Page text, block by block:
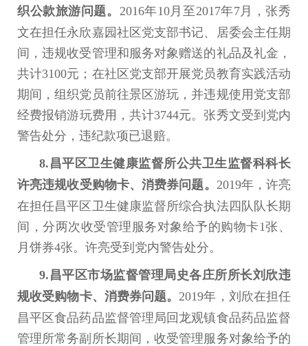
织公款旅游问题。 2016年10月至2017年7月，张秀
文在担任永欣嘉园社区党支部书记、居委会主任期
间，违规收受管理和服务对象赠送的礼品及礼金，
共计3100元；在社区党支部开展党员教育实践活动
期间，组织党员前往景区游玩，并违规使用党支部
经费报销游玩费用，共计3744元。张秀文受到党内
警告处分，违纪款项已退赔。
8.昌平区卫生健康监督所公共卫生监督科科长
许亮违规收受购物卡、消费券问题。 2019年，许亮
在担任昌平区卫生健康监督所综合执法四队队长期
间，分两次收受管理服务对象给予的购物卡1张、
月饼券4张。许亮受到党内警告处分。
9.昌平区市场监督管理局史各庄所所长刘欣违
规收受购物卡、消费券问题。2019年，刘欣在担任
昌平区食品药品监督管理局回龙观镇食品药品监督
管理所常务副所长期间，收受管理服务对象给予的